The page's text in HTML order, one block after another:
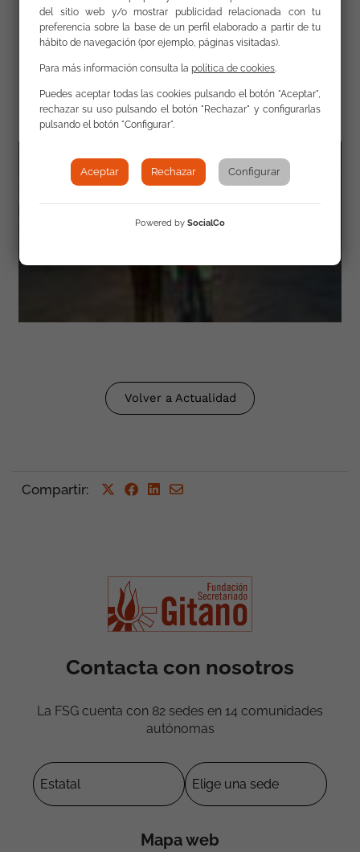
Galería
Volver a Actualidad
Compartir:
Contacta con nosotros
La FSG cuenta con 82 sedes en 14 comunidades
autónomas
Mapa web
del sitio web y/o mostrar publicidad relacionada con tu
preferencia sobre la base de un perfil elaborado a partir de tu
hábito de navegación (por ejemplo, páginas visitadas).
Para más información consulta la política de cookies.
Puedes aceptar todas las cookies pulsando el botón "Aceptar",
rechazar su uso pulsando el botón "Rechazar" y configurarlas
pulsando el botón "Configurar".
Aceptar Rechazar Configurar
Powered by SocialCo